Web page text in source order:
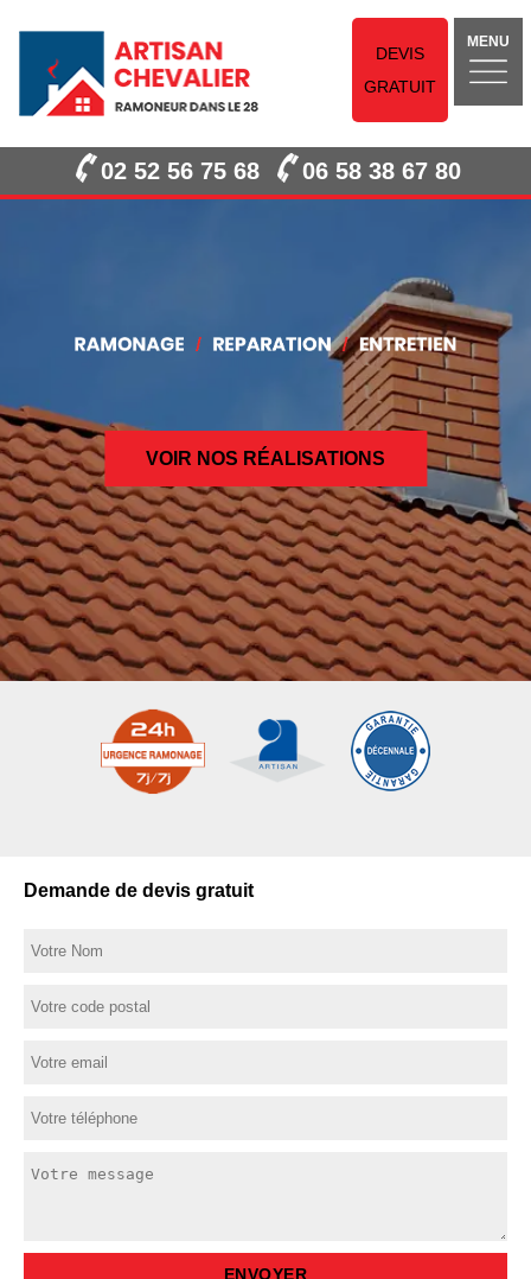
DEVIS
GRATUIT
MENU
02 52 56 75 68 06 58 38 67 80
VOIR NOS RÉALISATIONS
Demande de devis gratuit